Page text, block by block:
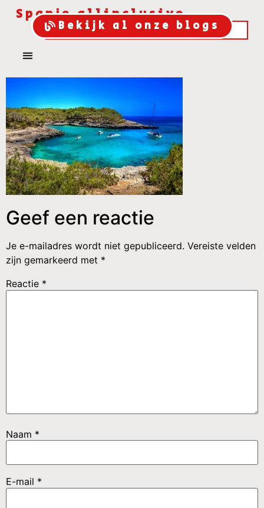
Spanje allinclusive
Bekijk al onze blogs
Geef een reactie
Je e-mailadres wordt niet gepubliceerd. Vereiste velden
zijn gemarkeerd met *
Reactie *
Naam *
E-mail *